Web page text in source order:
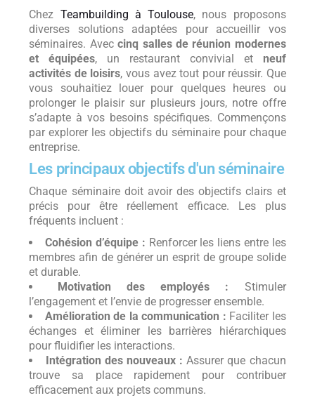
Chez Teambuilding à Toulouse, nous proposons
diverses solutions adaptées pour accueillir vos
séminaires. Aveccinq salles de réunion modernes
et équipées, un restaurant convivial et neuf
activités de loisirs, vous avez tout pour réussir. Que
vous souhaitiez louer pour quelques heures ou
prolonger le plaisir sur plusieurs jours, notre offre
s’adapte à vos besoins spécifiques. Commençons
par explorer les objectifs du séminaire pour chaque
entreprise.
Les principaux objectifs d'un séminaire
Chaque séminaire doit avoir des objectifs clairs et
précis pour être réellement efficace. Les plus
fréquents incluent :
Cohésion d’équipe : Renforcer les liens entre les
membres afin de générer un esprit de groupe solide
et durable.
Motivation des employés : Stimuler
l’engagement et l’envie de progresser ensemble.
Amélioration de la communication : Faciliter les
échanges et éliminer les barrières hiérarchiques
pour fluidifier les interactions.
Intégration des nouveaux : Assurer que chacun
trouve sa place rapidement pour contribuer
efficacement aux projets communs.